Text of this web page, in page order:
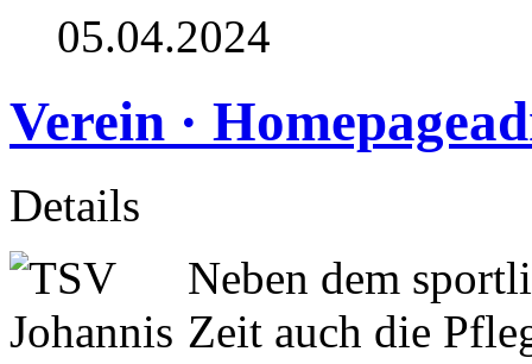
05.04.2024
Verein ·
Details
Neben dem
Zeit auch die